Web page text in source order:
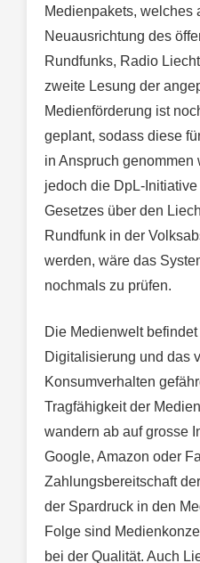
Medienpakets, welches
Neuausrichtung des
Rundfunks, Radio
zweite Lesung der
Medienförderung ist
geplant, sodass diese
in Anspruch
jedoch die DpL-
Gesetzes über den
Rundfunk in der
werden, wäre das
nochmals zu prüfen.
Die Medienwelt
Digitalisierung und das
Konsumverhalten
Tragfähigkeit der
wandern ab auf grosse
Google, Amazon oder
Zahlungsbereitschaft
der Spardruck in den
Folge sind
bei der Qualität. Auch